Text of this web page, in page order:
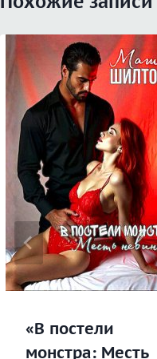
«В постели
монстра: Месть